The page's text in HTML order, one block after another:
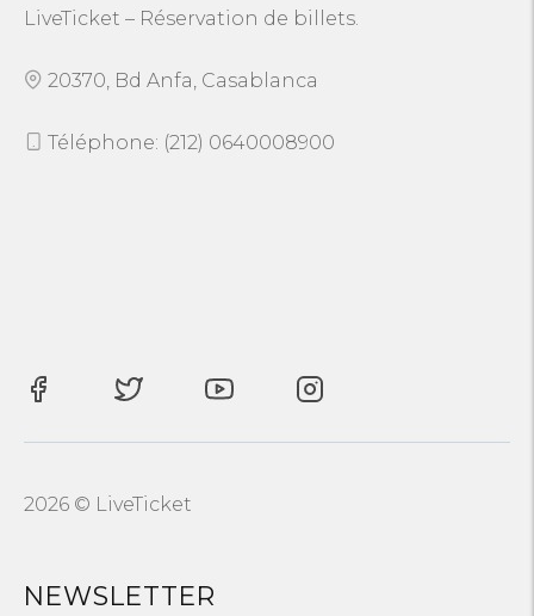
LiveTicket – Réservation de billets.
20370, Bd Anfa, Casablanca
Téléphone: (212) 0640008900
2026 © LiveTicket
NEWSLETTER